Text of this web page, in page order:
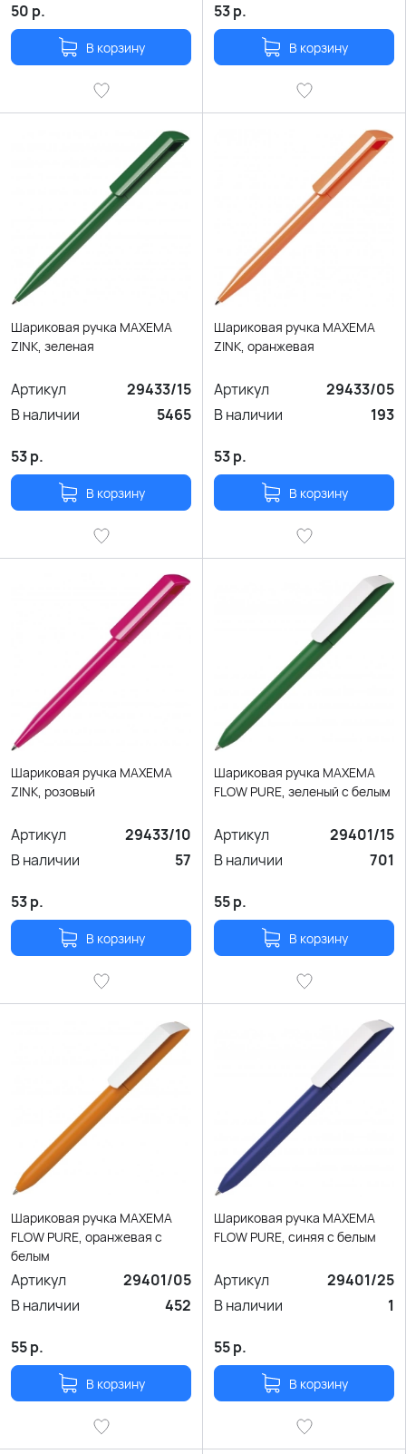
50 р.
В корзину
53р.
В корзину
Шариковая ручка MAXEMA
ZINK, зеленая
Артикул
29433/15
В наличии
5465
53р.
В корзину
Шариковая ручка MAXEMA
ZINK, оранжевая
Артикул
29433/05
В наличии
193
53р.
В корзину
Шариковая ручка MAXEMA
ZINK, розовый
Артикул
29433/10
В наличии
57
53р.
В корзину
Шариковая ручка MAXEMA
FLOW PURE, зеленый с белым
Артикул
29401/15
В наличии
701
55р.
В корзину
Шариковая ручка MAXEMA
FLOW PURE, оранжевая с
белым
Артикул
29401/05
В наличии
452
55р.
В корзину
Шариковая ручка MAXEMA
FLOW PURE, синяя с белым
Артикул
29401/25
В наличии
1
55р.
В корзину